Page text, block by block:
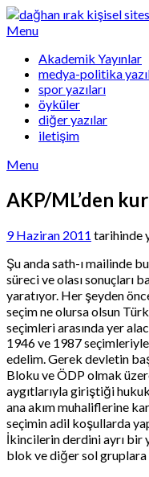
Skip
to
Menu
Akademik Yayınlar
medya-politika
spor yazıları
öyküler
diğer yazılar
iletişim
Menu
AKP/ML’den
9 Haziran 2011 tarihinde
Şu anda sath-ı mailinde
süreci ve olası sonuçları
yaratıyor. Her şeyden
seçim ne olursa olsun
seçimleri arasında yer
1946 ve 1987 seçimleriyle
edelim. Gerek devletin
Bloku ve ÖDP olmak
aygıtlarıyla giriştiği
ana akım muhaliflerine
seçimin adil koşullarda
İkincilerin derdini ayrı bir
blok ve diğer sol gruplara